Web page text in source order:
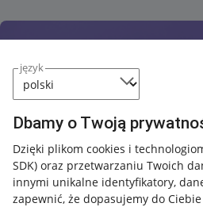
język
Dbamy o Twoją
Dzięki plikom cookies i
SDK) oraz przetwarzaniu Twoich
innymi unikalne identyfikatory,
zapewnić, że dopasujemy do